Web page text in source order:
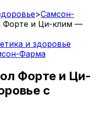
>Самсон-
Форте и Ци-клим —
и здоровье
Фарма
Форте и Ци-
с